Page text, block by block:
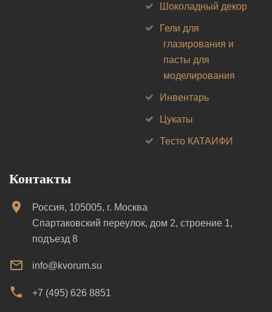
Шоколадный декор
Гели для
глазирования и
пасты для
моделирования
Инвентарь
Цукаты
Тесто КАТАИФИ
Контакты
Россия, 105005, г. Москва
Спартаковский переулок, дом 2, строение 1,
подъезд 8
info@kvorum.su
+7 (495) 626 8851